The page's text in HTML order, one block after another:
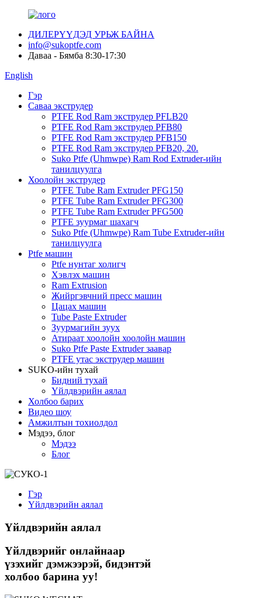
ДИЛЕРҮҮДЭД УРЬЖ БАЙНА
info@sukoptfe.com
Даваа - Бямба 8:30-17:30
English
Гэр
Саваа экструдер
PTFE Rod Ram экструдер PFLB20
PTFE Rod Ram экструдер PFB80
PTFE Rod Ram экструдер PFB150
PTFE Rod Ram экструдер PFB20, 20.
Suko Ptfe (Uhmwpe) Ram Rod Extruder-ийн
танилцуулга
Хоолойн экструдер
PTFE Tube Ram Extruder PFG150
PTFE Tube Ram Extruder PFG300
PTFE Tube Ram Extruder PFG500
PTFE зуурмаг шахагч
Suko Ptfe (Uhmwpe) Ram Tube Extruder-ийн
танилцуулга
Ptfe машин
Ptfe нунтаг холигч
Хэвлэх машин
Ram Extrusion
Жийргэвчний пресс машин
Цацах машин
Tube Paste Extruder
Зуурмагийн зуух
Атираат хоолойн хоолойн машин
Suko Ptfe Paste Extruder заавар
PTFE утас экструдер машин
SUKO-ийн тухай
Бидний тухай
Үйлдвэрийн аялал
Холбоо барих
Видео шоу
Амжилтын тохиолдол
Мэдээ, блог
Мэдээ
Блог
Гэр
Үйлдвэрийн аялал
Үйлдвэрийн аялал
Үйлдвэрийг онлайнаар
үзэхийг дэмжээрэй, бидэнтэй
холбоо барина уу!